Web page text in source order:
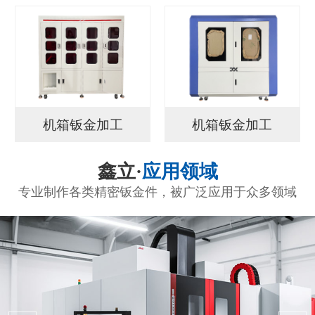
机箱钣金加工 机箱钣金加工
鑫立·应用领域
专业制作各类精密钣金件，被广泛应用于众多领域